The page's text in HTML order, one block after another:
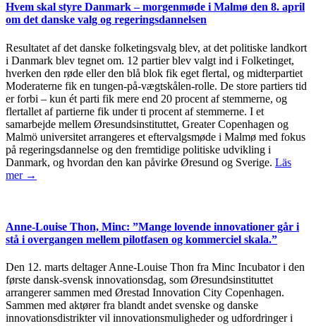
Hvem skal styre Danmark – morgenmøde i Malmø den 8. april
om det danske valg og regeringsdannelsen
Resultatet af det danske folketingsvalg blev, at det politiske landkort
i Danmark blev tegnet om. 12 partier blev valgt ind i Folketinget,
hverken den røde eller den blå blok fik eget flertal, og midterpartiet
Moderaterne fik en tungen-på-vægtskålen-rolle. De store partiers tid
er forbi – kun ét parti fik mere end 20 procent af stemmerne, og
flertallet af partierne fik under ti procent af stemmerne. I et
samarbejde mellem Øresundsinstituttet, Greater Copenhagen og
Malmö universitet arrangeres et eftervalgsmøde i Malmø med fokus
på regeringsdannelse og den fremtidige politiske udvikling i
Danmark, og hvordan den kan påvirke Øresund og Sverige. Läs
mer →
Anne-Louise Thon, Minc: ”Mange lovende innovationer går i
stå i overgangen mellem pilotfasen og kommerciel skala.”
Den 12. marts deltager Anne-Louise Thon fra Minc Incubator i den
første dansk-svensk innovationsdag, som Øresundsinstituttet
arrangerer sammen med Ørestad Innovation City Copenhagen.
Sammen med aktører fra blandt andet svenske og danske
innovationsdistrikter vil innovationsmuligheder og udfordringer i